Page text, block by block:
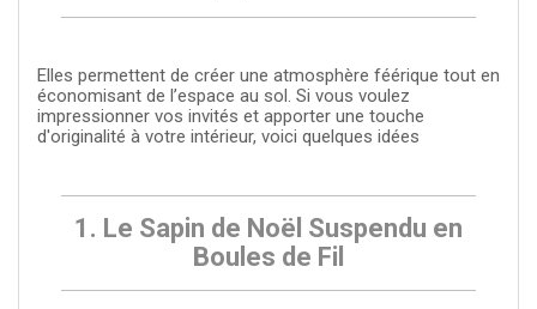
Elles permettent de créer une atmosphère féérique tout en
économisant de l’espace au sol. Si vous voulez
impressionner vos invités et apporter une touche
d'originalité à votre intérieur, voici quelques idées
1. Le Sapin de Noël Suspendu en
Boules de Fil